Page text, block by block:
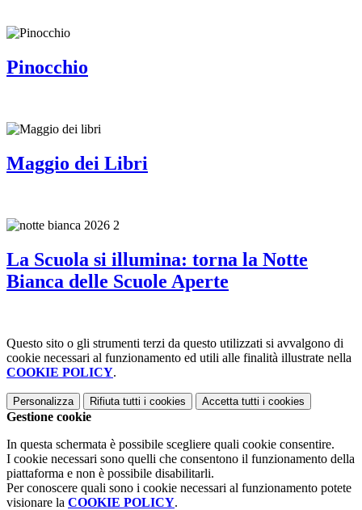
Pinocchio
Maggio dei Libri
La Scuola si illumina: torna la Notte
Bianca delle Scuole Aperte
Questo sito o gli strumenti terzi da questo utilizzati si avvalgono di
cookie necessari al funzionamento ed utili alle finalità illustrate nella
COOKIE POLICY.
Personalizza Rifiuta tutti i cookies Accetta tutti i cookies
Gestione cookie
In questa schermata è possibile scegliere quali cookie consentire.
I cookie necessari sono quelli che consentono il funzionamento della
piattaforma e non è possibile disabilitarli.
Per conoscere quali sono i cookie necessari al funzionamento potete
visionare la COOKIE POLICY.